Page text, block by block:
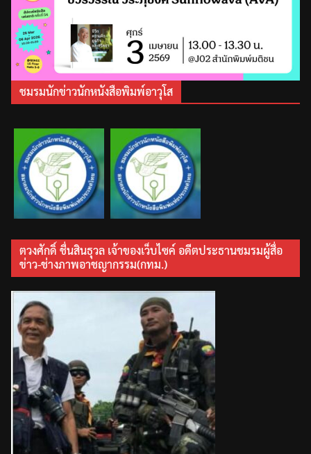
ชมรมนักข่าวนักหนังสือพิมพ์อาวุโส
ตวงศักดิ์ ชื่นสินธุวล เจ้าของเว็บไซค์ อดีตประธานชมรมผู้สื่อ
ข่าว-ช่างภาพอาชญากรรม(กทม.)